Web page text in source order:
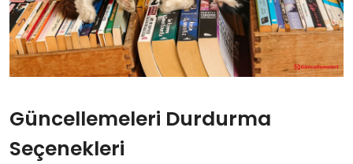
Güncellemeleri Durdurma
Seçenekleri